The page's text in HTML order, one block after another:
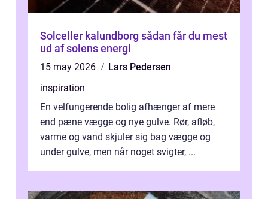
Solceller kalundborg sådan får du mest
ud af solens energi
15 may 2026
Lars Pedersen
inspiration
En velfungerende bolig afhænger af mere
end pæne vægge og nye gulve. Rør, afløb,
varme og vand skjuler sig bag vægge og
under gulve, men når noget svigter, ...